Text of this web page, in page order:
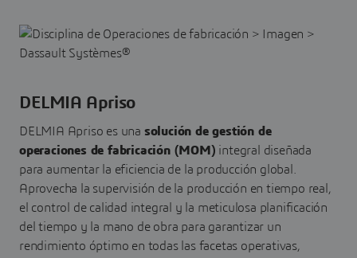
DELMIA Apriso
DELMIA Apriso es una solución de gestión de
operaciones de fabricación (MOM) integral diseñada
para aumentar la eficiencia de la producción global.
Aprovecha la supervisión de la producción en tiempo real,
el control de calidad integral y la meticulosa planificación
del tiempo y la mano de obra para garantizar un
rendimiento óptimo en todas las facetas operativas,